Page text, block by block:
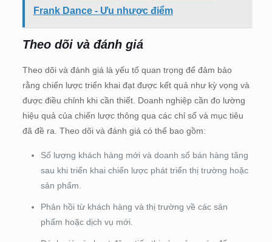
Frank Dance - Ưu nhược điểm
Theo dõi và đánh giá
Theo dõi và đánh giá là yếu tố quan trọng để đảm bảo
rằng chiến lược triển khai đạt được kết quả như kỳ vọng và
được điều chỉnh khi cần thiết. Doanh nghiệp cần đo lường
hiệu quả của chiến lược thông qua các chỉ số và mục tiêu
đã đề ra. Theo dõi và đánh giá có thể bao gồm:
Số lượng khách hàng mới và doanh số bán hàng tăng
sau khi triển khai chiến lược phát triển thị trường hoặc
sản phẩm.
Phản hồi từ khách hàng và thị trường về các sản
phẩm hoặc dịch vụ mới.